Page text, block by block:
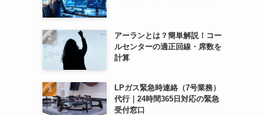
アーランとは？簡単解説！コー
ルセンターの適正回線・席数を
計算
LPガス緊急時連絡（7号業務）
代行｜24時間365日対応の緊急
受付窓口